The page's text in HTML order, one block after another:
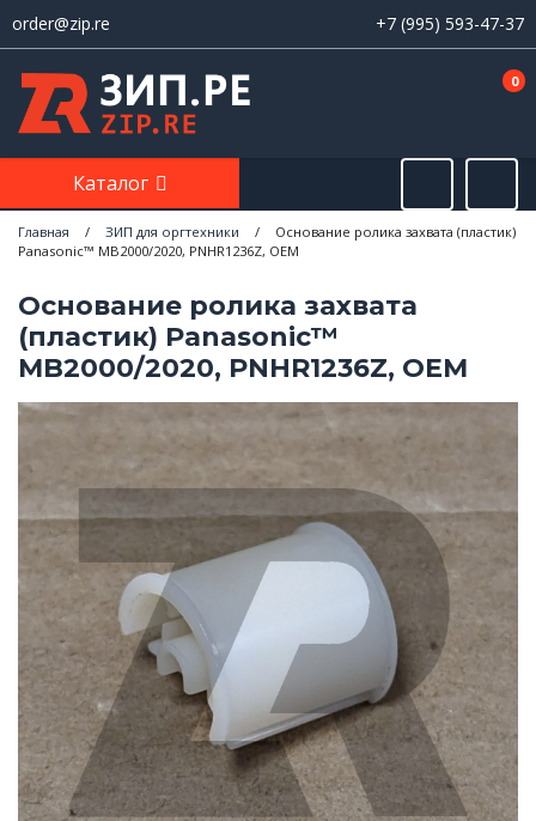
order@zip.re +7 (995) 593-47-37
0
Каталог
Главная / ЗИП для оргтехники /
Основание ролика захвата (пластик)
Panasonic™ MB2000/2020, PNHR1236Z, OEM
Основание ролика захвата
(пластик) Panasonic™
MB2000/2020, PNHR1236Z, OEM